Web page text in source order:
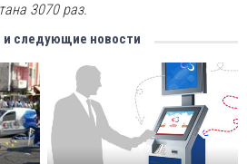
3070 раз.
следующие новости